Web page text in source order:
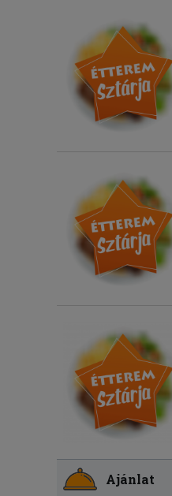
Ajánlat